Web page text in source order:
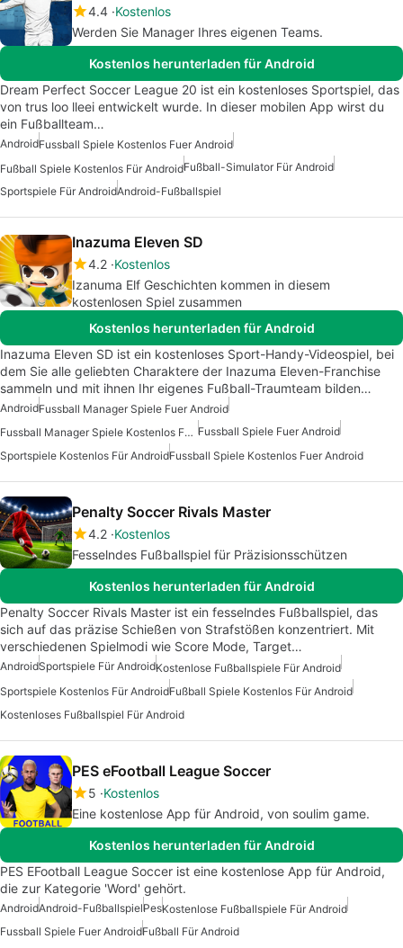
4.4 Kostenlos
Werden Sie Manager Ihres eigenen Teams.
Kostenlos herunterladen für Android
Dream Perfect Soccer League 20 ist ein kostenloses Sportspiel, das
von trus loo lleei entwickelt wurde. In dieser mobilen App wirst du
ein Fußballteam…
AndroidFussball Spiele Kostenlos Fuer Android
Fußball Spiele Kostenlos Für AndroidFußball-Simulator Für Android
Sportspiele Für AndroidAndroid-Fußballspiel
Inazuma Eleven SD
4.2 Kostenlos
Izanuma Elf Geschichten kommen in diesem
kostenlosen Spiel zusammen
Kostenlos herunterladen für Android
Inazuma Eleven SD ist ein kostenloses Sport-Handy-Videospiel, bei
dem Sie alle geliebten Charaktere der Inazuma Eleven-Franchise
sammeln und mit ihnen Ihr eigenes Fußball-Traumteam bilden…
AndroidFussball Manager Spiele Fuer Android
Fussball Manager Spiele Kostenlos Fuer Android Fussball Spiele Fuer Android
Sportspiele Kostenlos Für AndroidFussball Spiele Kostenlos Fuer Android
Penalty Soccer Rivals Master
4.2 Kostenlos
Fesselndes Fußballspiel für Präzisionsschützen
Kostenlos herunterladen für Android
Penalty Soccer Rivals Master ist ein fesselndes Fußballspiel, das
sich auf das präzise Schießen von Strafstößen konzentriert. Mit
verschiedenen Spielmodi wie Score Mode, Target…
AndroidSportspiele Für AndroidKostenlose Fußballspiele Für Android
Sportspiele Kostenlos Für AndroidFußball Spiele Kostenlos Für Android
Kostenloses Fußballspiel Für Android
PES eFootball League Soccer
5 Kostenlos
Eine kostenlose App für Android, von soulim game.
Kostenlos herunterladen für Android
PES EFootball League Soccer ist eine kostenlose App für Android,
die zur Kategorie 'Word' gehört.
AndroidAndroid-FußballspielPesKostenlose Fußballspiele Für Android
Fussball Spiele Fuer AndroidFußball Für Android